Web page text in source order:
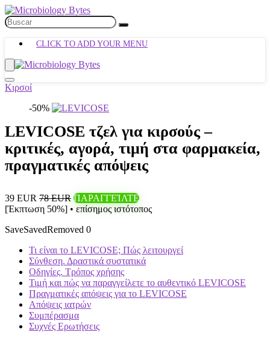
CLICK TO ADD YOUR MENU
Κιρσοί
-50%
LEVICOSE τζελ για κιρσούς –
κριτικές, αγορά, τιμή στα φαρμακεία,
πραγματικές απόψεις
39 EUR 78 EUR ΠΑΡΑΓΓΕΊΛΤΕ
[Έκπτωση 50%] • επίσημος ιστότοπος
SaveSavedRemoved 0
Τι είναι το LEVICOSE; Πώς λειτουργεί
Σύνθεση. Δραστικά συστατικά
Οδηγίες. Τρόπος χρήσης
Τιμή και πώς να παραγγείλετε το αυθεντικό LEVICOSE
Πραγματικές απόψεις για το LEVICOSE
Απόψεις ιατρών
Συμπέρασμα
Συχνές Ερωτήσεις